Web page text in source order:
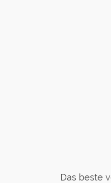
Das beste